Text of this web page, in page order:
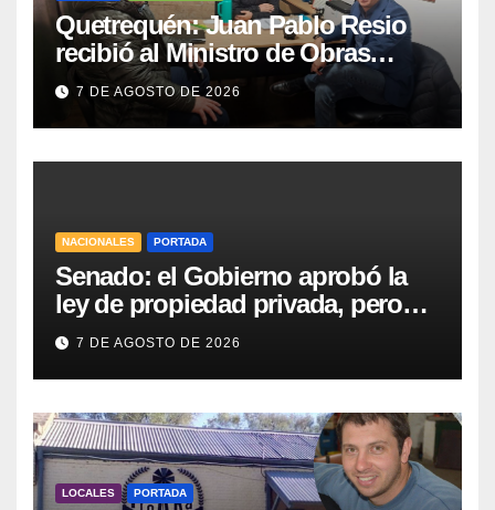
Quetrequén: Juan Pablo Resio
recibió al Ministro de Obras
Públicas y al Presidente de
Vialidad para recorrer la ruta a
Villa Huidobro
7 DE AGOSTO DE 2026
NACIONALES PORTADA
Senado: el Gobierno aprobó la
ley de propiedad privada, pero
tuvo que quitar otro capítulo
7 DE AGOSTO DE 2026
LOCALES PORTADA